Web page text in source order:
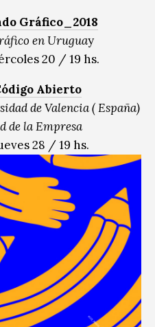
Gráfico_2018
en Uruguay
20 / 19 hs.
Abierto
de Valencia ( España)
de la Empresa
28 / 19 hs.